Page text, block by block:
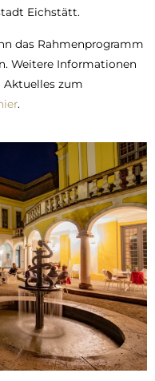
Eichstätt.
das Rahmenprogramm
Weitere Informationen
Aktuelles zum
.